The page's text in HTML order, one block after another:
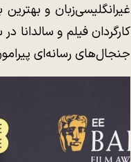
غیرانگلیسی‌زبان و
کارگردان فیلم و سالدانا
جنجال‌های رسانه‌ای